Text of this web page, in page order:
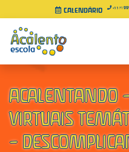
CALENDÁRIO +55 71
ACALENTANDO
VIRTUAIS
–